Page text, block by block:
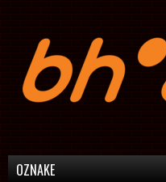
OZNAKE